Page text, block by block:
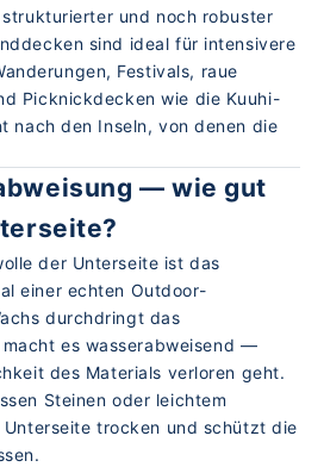
und noch robuster
sind ideal für intensivere
Festivals, raue
Picknickdecken wie die Kuuhi-
nach den Inseln, von denen die
— wie gut
der Unterseite ist das
einer echten Outdoor-
durchdringt das
es wasserabweisend —
des Materials verloren geht.
Steinen oder leichtem
trocken und schützt die